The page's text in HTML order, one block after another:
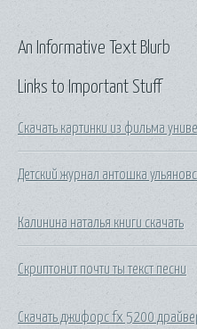
Links to Important Stuff
Скачать картинки из фильма
Детский журнал антошка
Калинина наталья книги скачать
Скриптонит почти ты текст песни
Скачать джифорс fx 5200
An Informative Text Blurb